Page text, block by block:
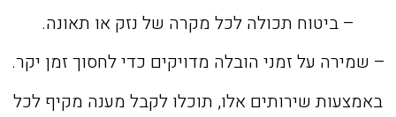
– ביטוח תכולה לכל מקרה של נזק או תאונה.
– שמירה על זמני הובלה מדויקים כדי לחסוך זמן יקר.
באמצעות שירותים אלו, תוכלו לקבל מענה מקיף לכל